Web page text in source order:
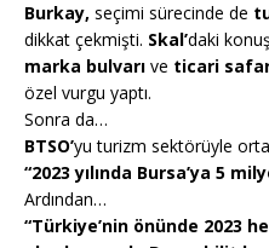
Burkay, seçimi sürecinde de
dikkat çekmişti. Skal’daki
marka bulvarı ve ticari
özel vurgu yaptı.
Sonra da…
BTSO’yu turizm sektörüyle
“2023 yılında Bursa’ya 5
Ardından…
“Türkiye’nin önünde 2023